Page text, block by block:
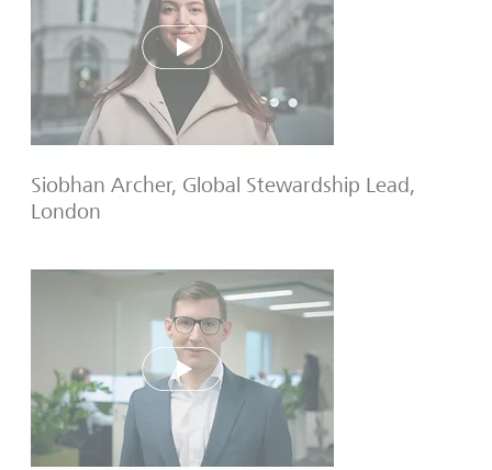
Play
Siobhan Archer, Global Stewardship Lead,
London
Play